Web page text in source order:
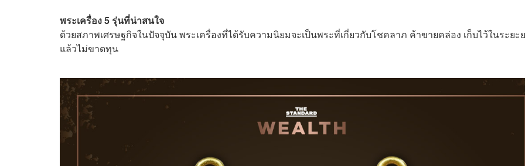
พระเครื่อง 5 รุ่นที่น่าสนใจ
ด้วยสภาพเศรษฐกิจในปัจจุบัน พระเครื่องที่ได้รับความนิยมจะเป็นพระที่เกี่ยวกับโชคลาภ ค้าขายคล่อง เก็บไว้ในระยะ
แล้วไม่ขาดทุน